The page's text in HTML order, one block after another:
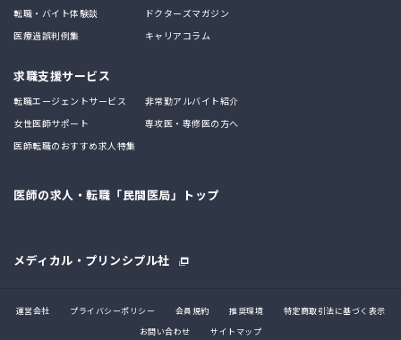
転職・バイト体験談
ドクターズマガジン
医療過誤判例集
キャリアコラム
求職支援サービス
転職エージェントサービス
非常勤アルバイト紹介
女性医師サポート
専攻医・専修医の方へ
医師転職のおすすめ求人特集
医師の求人・転職「民間医局」トップ
メディカル・プリンシプル社
運営会社 プライバシーポリシー 会員規約 推奨環境
特定商取引法に基づく表示
お問い合わせ
サイトマップ